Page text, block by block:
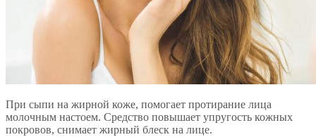
При сыпи на жирной коже, помогает протирание лица
молочным настоем. Средство повышает упругость кожных
покровов, снимает жирный блеск на лице.